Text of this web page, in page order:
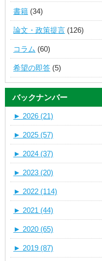
書籍 (34)
論文・政策提言 (126)
コラム (60)
希望の即答 (5)
バックナンバー
► 2026 (21)
► 2025 (57)
► 2024 (37)
► 2023 (20)
► 2022 (114)
► 2021 (44)
► 2020 (65)
► 2019 (87)